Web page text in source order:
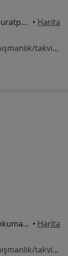
Varlık Mah. Kazım Karabekir Cad, Muratpaşa • Harita
Bu uzman ilgili adres için online danışmanlık/takvim sunmuyor.
Yükseliş Mah. Mehmet Akif Cad. (Dokuma Cumartesi Pazarı Karşısı) No:96 Kepez / ANTALYA, Antalya • Harita
Bu uzman ilgili adres için online danışmanlık/takvim sunmuyor.